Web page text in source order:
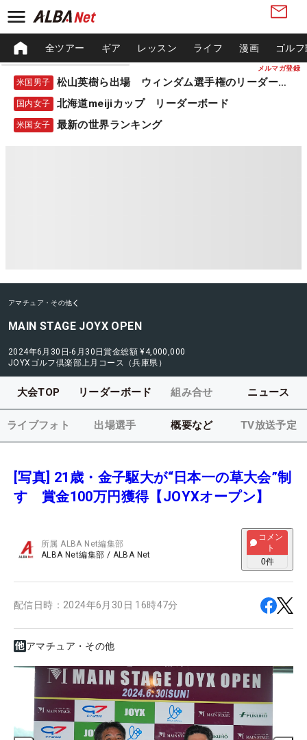
メルマガ登録
全ツアー ギア レッスン ライフ 漫画 ゴル
米国男子 松山英樹ら出場 ウィンダム選手権のリーダーボード
国内女子 北海道meijiカップ リーダーボード
米国女子 最新の世界ランキング
アマチュア・その他
MAIN STAGE JOYX OPEN
2024年6月30日-6月30日賞金総額 ¥4,000,000
JOYXゴルフ倶楽部上月コース（兵庫県）
大会TOP リーダーボード 組み合せ ニュース
ライブフォト 出場選手 概要など TV放送予定
[写真] 21歳・金子駆大が“日本一の草大会”制
す 賞金100万円獲得【JOYXオープン】
所属ALBA Net編集部
ALBA Net編集部 / ALBA Net
コメン
ト
0件
配信日時： 2024年6月30日 16時47分
アマチュア・その他